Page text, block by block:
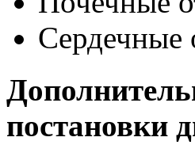
Сердечные
постановки